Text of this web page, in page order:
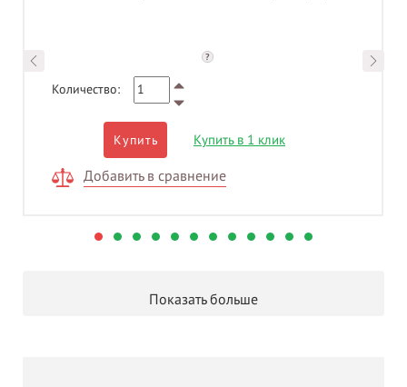
?
Количество:
Купить Купить в 1 клик
Добавить в сравнение
Показать больше